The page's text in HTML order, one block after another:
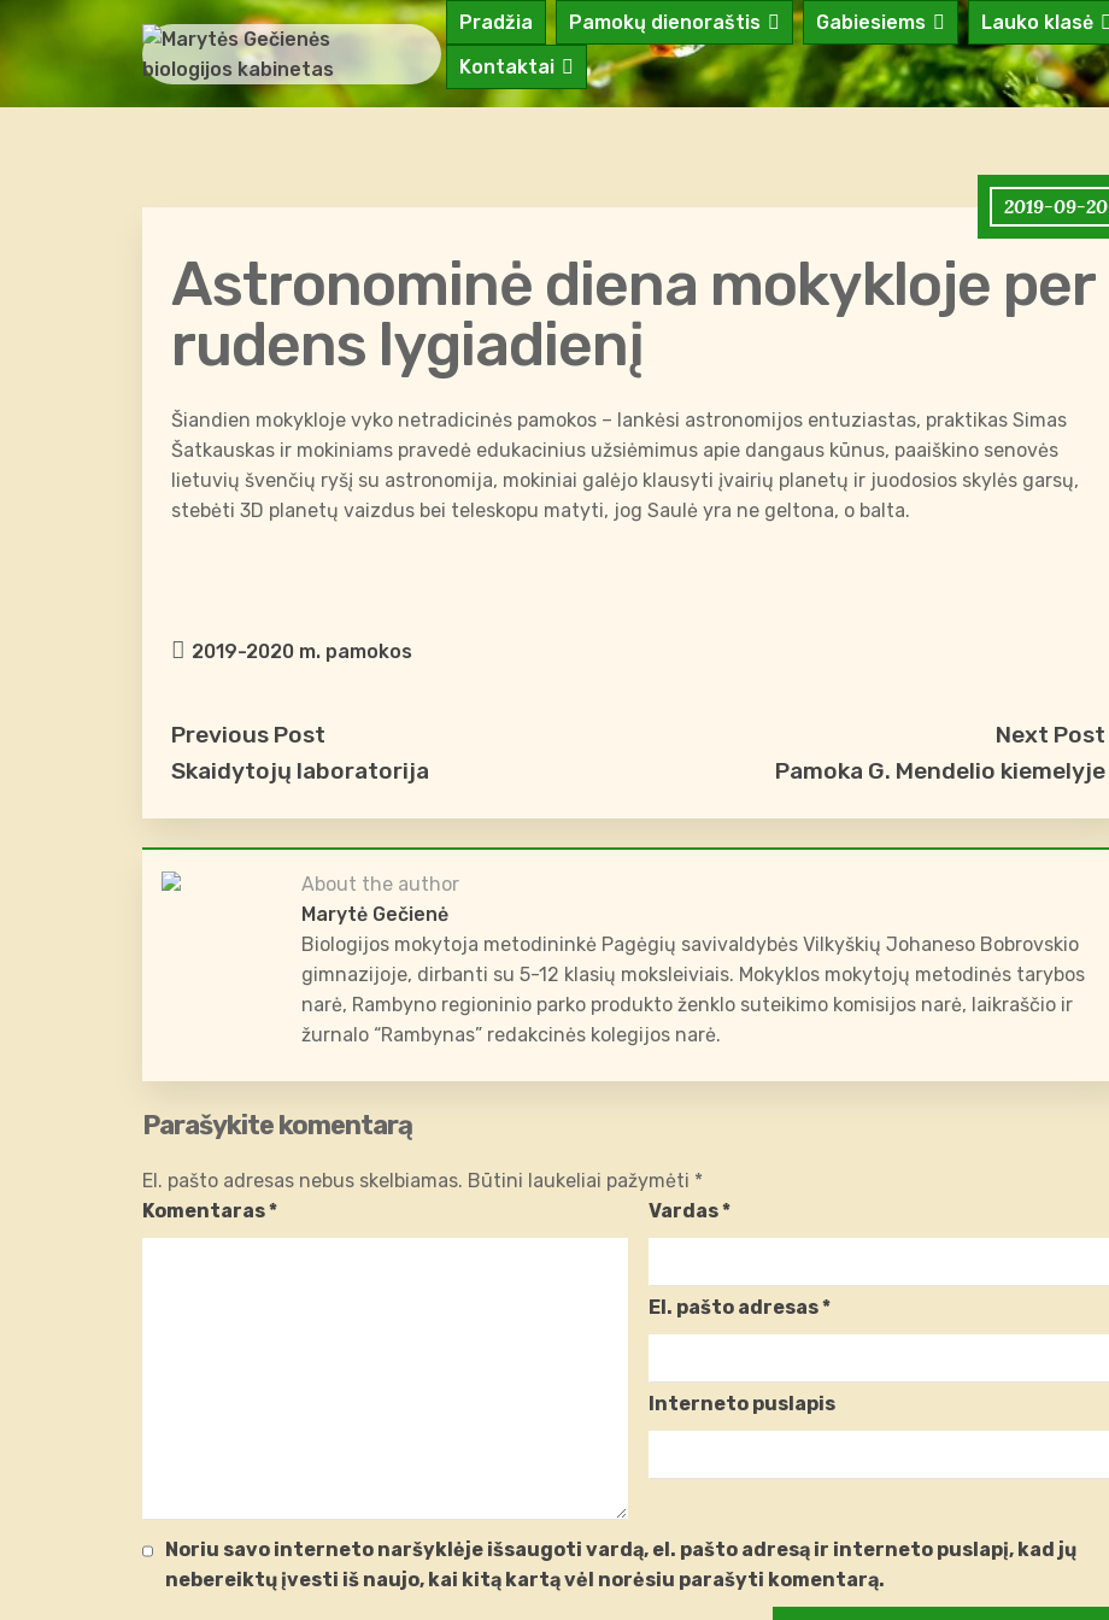
Pradžia Pamokų dienoraštis Gabiesiems Lauko klasė
Kontaktai
2019-09-20
Astronominė diena mokykloje per
rudens lygiadienį
Šiandien mokykloje vyko netradicinės pamokos – lankėsi astronomijos entuziastas, praktikas Simas
Šatkauskas ir mokiniams pravedė edukacinius užsiėmimus apie dangaus kūnus, paaiškino senovės
lietuvių švenčių ryšį su astronomija, mokiniai galėjo klausyti įvairių planetų ir juodosios skylės garsų,
stebėti 3D planetų vaizdus bei teleskopu matyti, jog Saulė yra ne geltona, o balta.
2019-2020 m. pamokos
Previous Post
Skaidytojų laboratorija
Next Post
Pamoka G. Mendelio kiemelyje
About the author
Marytė Gečienė
Biologijos mokytoja metodininkė Pagėgių savivaldybės Vilkyškių Johaneso Bobrovskio
gimnazijoje, dirbanti su 5-12 klasių moksleiviais. Mokyklos mokytojų metodinės tarybos
narė, Rambyno regioninio parko produkto ženklo suteikimo komisijos narė, laikraščio ir
žurnalo “Rambynas” redakcinės kolegijos narė.
Parašykite komentarą
El. pašto adresas nebus skelbiamas. Būtini laukeliai pažymėti *
Komentaras* Vardas*
El. pašto adresas*
Interneto puslapis
Noriu savo interneto naršyklėje išsaugoti vardą, el. pašto adresą ir interneto puslapį, kad jų
nebereiktų įvesti iš naujo, kai kitą kartą vėl norėsiu parašyti komentarą.